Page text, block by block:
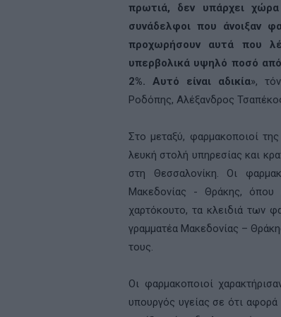
πρωτιά, δεν υπάρχει
συνάδελφοι που άνοιξαν
προχωρήσουν αυτά που
υπερβολικά υψηλό ποσό
2%. Αυτό είναι αδικία»,
Ροδόπης, Αλέξανδρος
Στο μεταξύ, φαρμακοποιοί
λευκή στολή υπηρεσίας και
στη Θεσσαλονίκη. Οι
Μακεδονίας - Θράκης, όπου
χαρτόκουτο, τα κλειδιά των
γραμματέα Μακεδονίας –
τους.
Οι φαρμακοποιοί
υπουργός υγείας σε ότι αφορά